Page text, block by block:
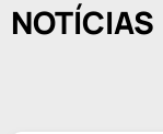
NOTÍCIAS